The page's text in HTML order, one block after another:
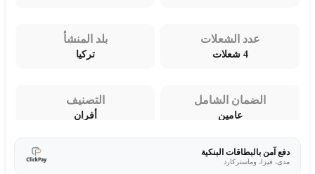
عدد الشعلات
4 شعلات
بلد المنشأ
تركيا
الضمان الشامل
عامين
التصنيف
أفران
دفع آمن بالبطاقات البنكية
مدى، فيزا، وماستركارد